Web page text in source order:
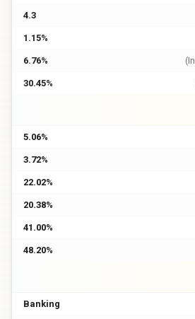
4.3
1.15%
6.76%
30.45%
5.06%
3.72%
22.02%
20.38%
41.00%
48.20%
Banking